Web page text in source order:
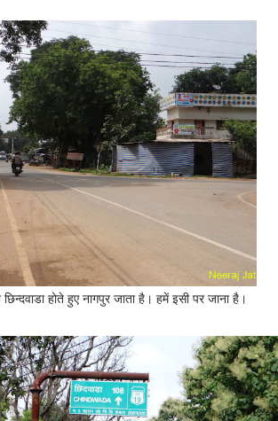
होते हुए नागपुर जाता है। हमें इसी पर जाना है।